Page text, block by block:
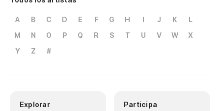
A B C D E F G H I J K
L
M
N O P Q R S T U V W
X
Y
Z #
Explorar Participa